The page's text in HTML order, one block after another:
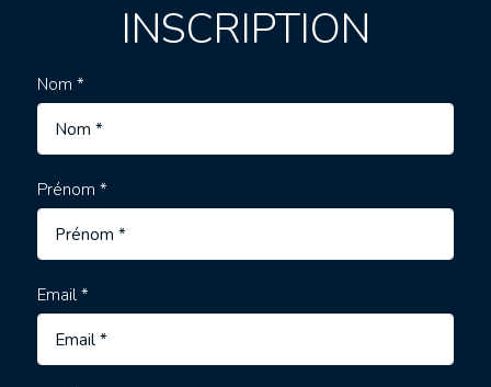
INSCRIPTION
Nom *
Prénom *
Email *